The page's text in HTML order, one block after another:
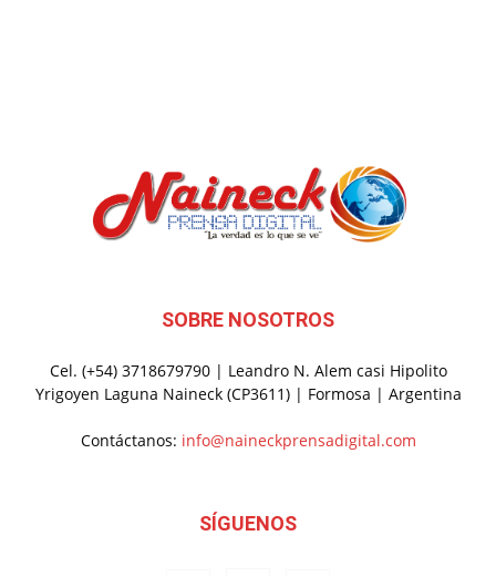
SOBRE NOSOTROS
Cel. (+54) 3718679790 | Leandro N. Alem casi Hipolito
Yrigoyen Laguna Naineck (CP3611) | Formosa | Argentina
Contáctanos: info@naineckprensadigital.com
SÍGUENOS